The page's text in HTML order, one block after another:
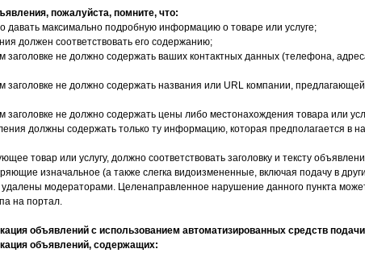
пожалуйста, помните, что:
давать максимально подробную информацию о товаре или услуге;
должен соответствовать его содержанию;
заголовке не должно содержать ваших контактных данных (телефона,
заголовке не должно содержать названия или URL компании,
заголовке не должно содержать цены либо местонахождения товара или
должны содержать только ту информацию, которая предполагается в
товар или услугу, должно соответствовать заголовку и тексту
изначальное (а также слегка видоизмененные, включая подачу в
удалены модераторами. Целенаправленное нарушение данного пункта
на портал.
объявлений с использованием автоматизированных средств
объявлений, содержащих: